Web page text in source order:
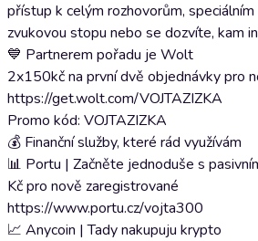
přístup k celým rozhovorům,
zvukovou stopu nebo se dozvíte, kam
💙 Partnerem pořadu je Wolt
2x150kč na první dvě objednávky pro
https://get.wolt.com/VOJTAZIZKA
Promo kód: VOJTAZIZKA
💰 Finanční služby, které rád využívám
📊 Portu | Začněte jednoduše s
Kč pro nově zaregistrované
https://www.portu.cz/vojta300
📈 Anycoin | Tady nakupuju krypto